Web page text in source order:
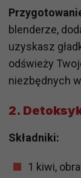
blenderze,
uzyskasz
odświeży
niezbędnych
2.
Składniki:
1 kiwi,